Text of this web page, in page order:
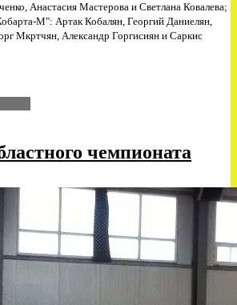
Анастасия Мастерова и Светлана Ковалева;
М": Артак Кобалян, Георгий Даниелян,
Мкртчян, Александр Горгисиян и Саркис
чемпионата